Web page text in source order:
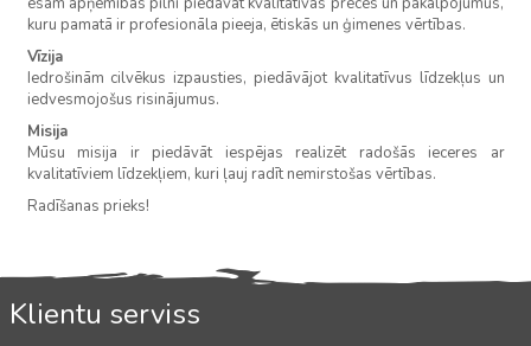
kuru pamatā ir profesionāla pieeja, ētiskās un ģimenes vērtības.
Vīzija
Iedrošinām cilvēkus izpausties, piedāvājot kvalitatīvus līdzekļus un
iedvesmojošus risinājumus.
Misija
Mūsu misija ir piedāvāt iespējas realizēt radošās ieceres ar
kvalitatīviem līdzekļiem, kuri ļauj radīt nemirstošas vērtības.
Radīšanas prieks!
Klientu serviss